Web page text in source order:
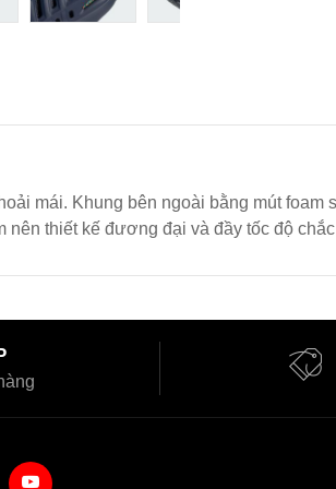
mái. Khung bên ngoài bằng mút foam
thiết kế đương đại và đầy tốc độ